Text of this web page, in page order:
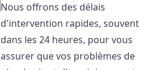
Nous offrons des délais
d'intervention rapides, souvent
dans les 24 heures, pour vous
assurer que vos problèmes de